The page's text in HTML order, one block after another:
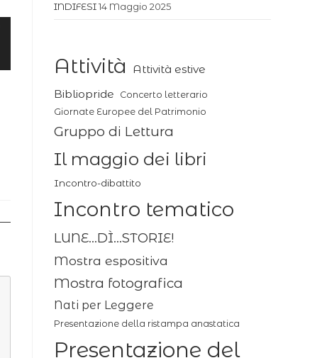
INDIFESI14 Maggio 2025
Attività
Attività estive
Bibliopride
Concerto letterario
Giornate Europee del Patrimonio
Gruppo di Lettura
Il maggio dei libri
Incontro-dibattito
Incontro tematico
LUNE...DÌ...STORIE!
Mostra espositiva
Mostra fotografica
Nati per Leggere
Presentazione della ristampa anastatica
Presentazione del